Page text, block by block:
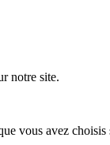
notre site.
vous avez choisis